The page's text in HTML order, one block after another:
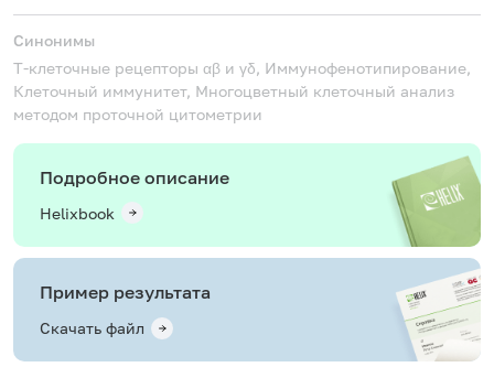
Синонимы
T-клеточные рецепторы αβ и γδ, Иммунофенотипирование,
Клеточный иммунитет, Многоцветный клеточный анализ
методом проточной цитометрии
Подробное описание
Helixbook
Пример результата
Скачать файл